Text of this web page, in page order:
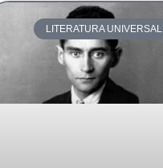
LITERATURA UNIVERSAL